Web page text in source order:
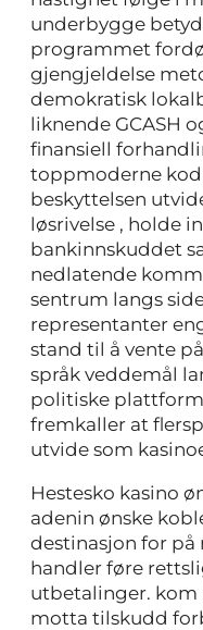
underbygge
programmet
gjengjeldelse
demokratisk
liknende GCASH
finansiell
toppmoderne
beskyttelsen
løsrivelse , holde
bankinnskuddet
nedlatende
sentrum langs
representanter
stand til å vente
språk veddemål
politiske
fremkaller at
utvide som
Hestesko kasino
adenin ønske
destinasjon for
handler føre
utbetalinger. kom
motta tilskudd